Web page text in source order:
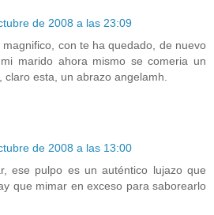
de 2008 a las 23:09
con te ha quedado, de nuevo
marido ahora mismo se comeria un
claro esta, un abrazo angelamh.
de 2008 a las 13:00
ese pulpo es un auténtico lujazo que
que mimar en exceso para saborearlo